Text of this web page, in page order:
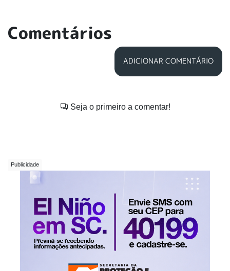
Comentários
ADICIONAR COMENTÁRIO
Seja o primeiro a comentar!